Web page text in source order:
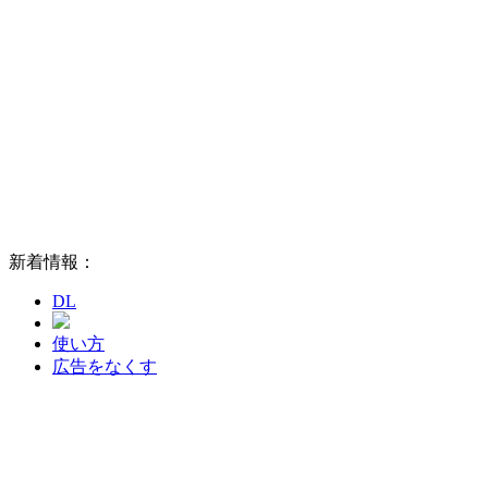
新着情報：
DL
使い方
広告をなくす